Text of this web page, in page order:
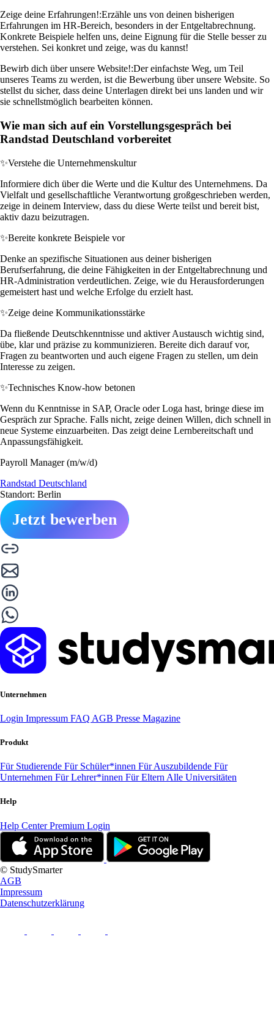
Zeige deine Erfahrungen!:Erzähle uns von deinen bisherigen
Erfahrungen im HR-Bereich, besonders in der Entgeltabrechnung.
Konkrete Beispiele helfen uns, deine Eignung für die Stelle besser zu
verstehen. Sei konkret und zeige, was du kannst!
Bewirb dich über unsere Website!:Der einfachste Weg, um Teil
unseres Teams zu werden, ist die Bewerbung über unsere Website. So
stellst du sicher, dass deine Unterlagen direkt bei uns landen und wir
sie schnellstmöglich bearbeiten können.
Wie man sich auf ein Vorstellungsgespräch bei
Randstad Deutschland vorbereitet
✨Verstehe die Unternehmenskultur
Informiere dich über die Werte und die Kultur des Unternehmens. Da
Vielfalt und gesellschaftliche Verantwortung großgeschrieben werden,
zeige in deinem Interview, dass du diese Werte teilst und bereit bist,
aktiv dazu beizutragen.
✨Bereite konkrete Beispiele vor
Denke an spezifische Situationen aus deiner bisherigen
Berufserfahrung, die deine Fähigkeiten in der Entgeltabrechnung und
HR-Administration verdeutlichen. Zeige, wie du Herausforderungen
gemeistert hast und welche Erfolge du erzielt hast.
✨Zeige deine Kommunikationsstärke
Da fließende Deutschkenntnisse und aktiver Austausch wichtig sind,
übe, klar und präzise zu kommunizieren. Bereite dich darauf vor,
Fragen zu beantworten und auch eigene Fragen zu stellen, um dein
Interesse zu zeigen.
✨Technisches Know-how betonen
Wenn du Kenntnisse in SAP, Oracle oder Loga hast, bringe diese im
Gespräch zur Sprache. Falls nicht, zeige deinen Willen, dich schnell in
neue Systeme einzuarbeiten. Das zeigt deine Lernbereitschaft und
Anpassungsfähigkeit.
Payroll Manager (m/w/d)
Randstad Deutschland
Standort: Berlin
Jetzt bewerben
Unternehmen
Login Impressum FAQ AGB Presse Magazine
Produkt
Für Studierende Für Schüler*innen Für Auszubildende Für
Unternehmen Für Lehrer*innen Für Eltern Alle Universitäten
Help
Help CenterPremium Login
© StudySmarter
AGB
Impressum
Datenschutzerklärung